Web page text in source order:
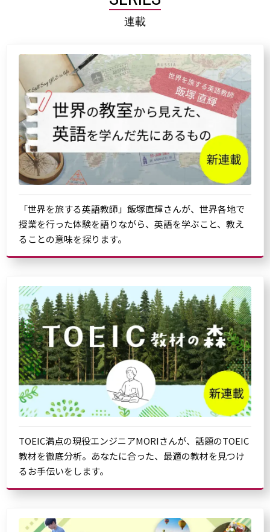
連載
「世界を旅する英語教師」飯塚直輝さんが、世界各地で
授業を行った体験を語りながら、英語を学ぶこと、教え
ることの意味を探ります。
TOEIC満点の現役エンジニアMORIさんが、話題のTOEIC
教材を徹底分析。あなたに合った、最適の教材を見つけ
るお手伝いをします。